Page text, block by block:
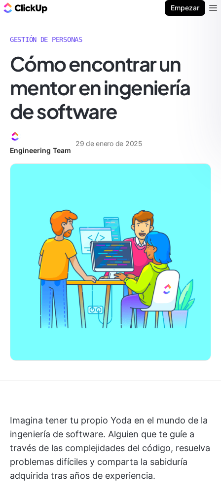
Empezar
GESTIÓN DE PERSONAS
Cómo encontrar un
mentor en ingeniería
de software
Engineering Team
29 de enero de 2025
Imagina tener tu propio Yoda en el mundo de la
ingeniería de software. Alguien que te guíe a
través de las complejidades del código, resuelva
problemas difíciles y comparta la sabiduría
adquirida tras años de experiencia.